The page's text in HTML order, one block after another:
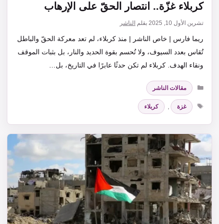
كربلاء غزّة.. انتصار الحقّ على الإرهاب
تشرين الأول 10, 2025 بقلم الناشر
ريما فارس | خاص الناشر | منذ كربلاء، لم تعد معركة الحقّ والباطل
تُقاس بعدد السيوف، ولا تُحسم بقوة الحديد والنار، بل بثبات الموقف
ونقاء الهدف. كربلاء لم تكن حدثًا عابرًا في التاريخ، بل…
التصنيفات
مقالات الناشر
الوسوم
غزة كربلاء